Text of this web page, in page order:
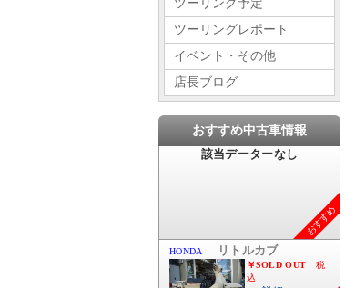
ツーリング予定
ツーリングレポート
イベント・その他
店長ブログ
おすすめ中古車情報
おすすめ